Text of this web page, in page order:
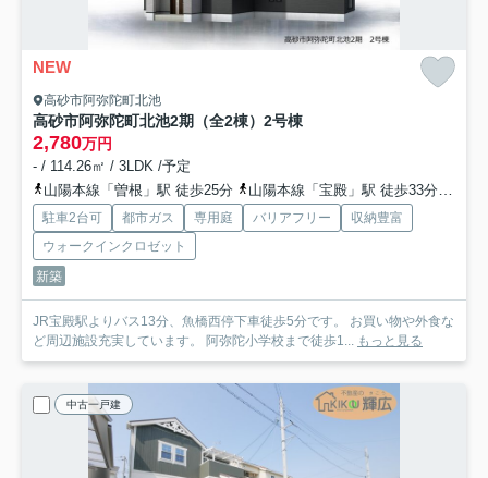
NEW
高砂市阿弥陀町北池
高砂市阿弥陀町北池2期（全2棟）2号棟
2,780万円
- / 114.26㎡ / 3LDK /予定
山陽本線「曽根」駅 徒歩25分
山陽本線「宝殿」駅 徒歩33分
駐車2台可 都市ガス 専用庭 バリアフリー
収納豊富
ウォークインクロゼット
新築
JR宝殿駅よりバス13分、魚橋西停下車徒歩5分です。 お買い物や外食な
ど周辺施設充実しています。 阿弥陀小学校まで徒歩1... もっと見る
中古一戸建